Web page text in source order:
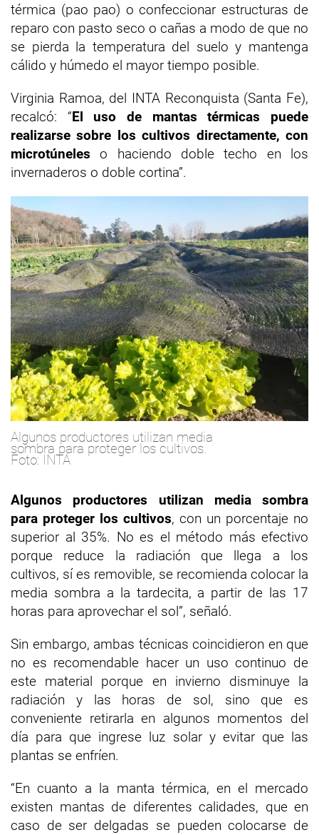
térmica (pao pao) o confeccionar estructuras de
reparo con pasto seco o cañas a modo de que no
se pierda la temperatura del suelo y mantenga
cálido y húmedo el mayor tiempo posible.
Virginia Ramoa, del INTA Reconquista (Santa Fe),
recalcó: “El uso de mantas térmicas puede
realizarse sobre los cultivos directamente, con
microtúneles o haciendo doble techo en los
invernaderos o doble cortina”.
Algunos productores utilizan media
sombra para proteger los cultivos.
Foto: INTA
Algunos productores utilizan media sombra
para proteger los cultivos, con un porcentaje no
superior al 35%. No es el método más efectivo
porque reduce la radiación que llega a los
cultivos, sí es removible, se recomienda colocar la
media sombra a la tardecita, a partir de las 17
horas para aprovechar el sol”, señaló.
Sin embargo, ambas técnicas coincidieron en que
no es recomendable hacer un uso continuo de
este material porque en invierno disminuye la
radiación y las horas de sol, sino que es
conveniente retirarla en algunos momentos del
día para que ingrese luz solar y evitar que las
plantas se enfríen.
“En cuanto a la manta térmica, en el mercado
existen mantas de diferentes calidades, que en
caso de ser delgadas se pueden colocarse de